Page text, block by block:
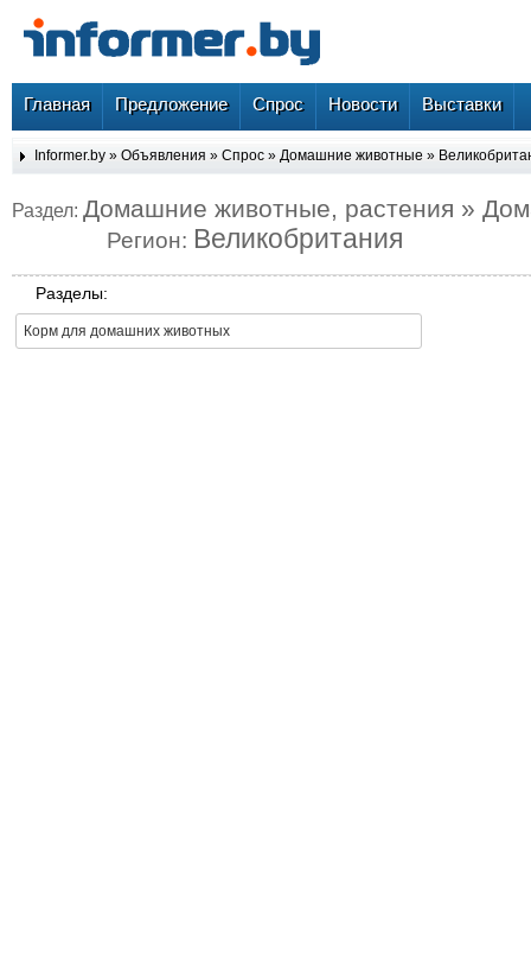
Главная Предложение Спрос Новости Выставки
Informer.by » Объявления » Спрос » Домашние животные »
Раздел: Домашние животные, растения »
Регион: Великобритания
Разделы:
Корм для домашних животных